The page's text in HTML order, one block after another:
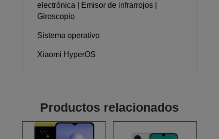
electrónica | Emisor de infrarrojos |
Giroscopio
Sistema operativo
Xiaomi HyperOS
Productos relacionados